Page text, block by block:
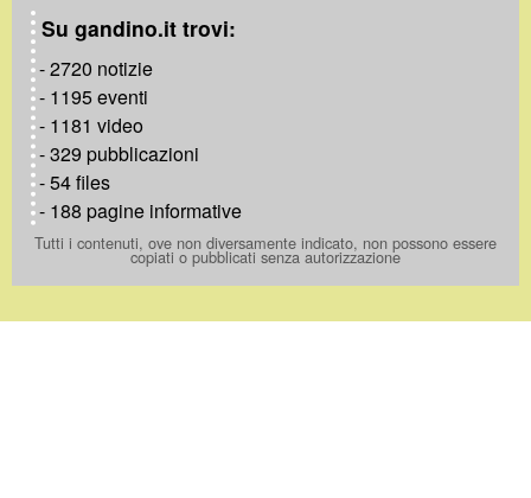
Su gandino.it trovi:
- 2720 notizie
- 1195 eventi
- 1181 video
- 329 pubblicazioni
- 54 files
- 188 pagine informative
Tutti i contenuti, ove non diversamente indicato, non possono essere
copiati o pubblicati senza autorizzazione